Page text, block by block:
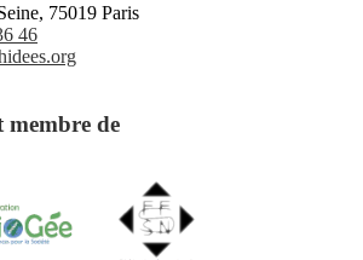
75019 Paris
46
membre de